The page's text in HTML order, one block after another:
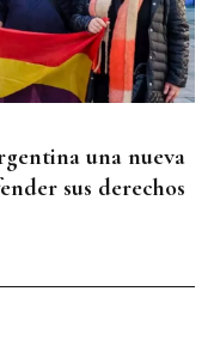
una nueva
sus derechos